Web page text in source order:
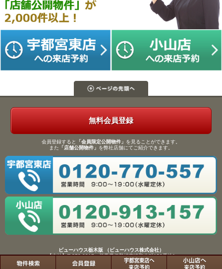
無料会員登録
会員登録すると 「会員限定公開物件」 を見ることができます。
また 「店舗公開物件」 を弊社店舗にてご紹介できます。
ビューハウス栃木版 （ビューハウス株式会社）
【本社】〒372-0817 群馬県伊勢崎市連取本町158番地1
TEL：0270-61-9133／FAX：0270-61-9155